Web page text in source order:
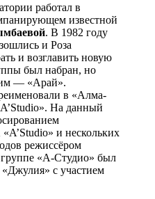
работал в
известной
. В 1982 году
и Роза
и возглавить новую
был набран, но
— «Арай».
в «Алма-
На данный
и нескольких
режиссёром
«А-Студио» был
с участием